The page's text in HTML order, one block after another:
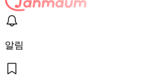
알림